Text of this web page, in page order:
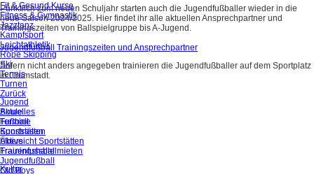
Fit & Gesund Kurse
Fitness & Gymnastik
Jazztanz
Kampfsport
Leichtathletik
Rope Skipping
Ski
Tennis
Turnen
Jugend
Aktuelles
Termine
Sportstätten
Übersicht Sportstätten
Trainingshalle mieten
Kultur
Pünktlich zum neuen Schuljahr starten auch die Jugendfußballer wieder in die
neue Saison 2024/2025. Hier findet ihr alle aktuellen Ansprechpartner und
Trainingszeiten von Ballspielgruppe bis A-Jugend.
Jugendfußball Trainingszeiten und Ansprechpartner
Sofern nicht anders angegeben trainieren die Jugendfußballer auf dem Sportplatz
in Crumstadt.
Zurück
Boule
Fußball
Kunstrasen
Aktive
Frauenfussball
Jugendfußball
Old Boys